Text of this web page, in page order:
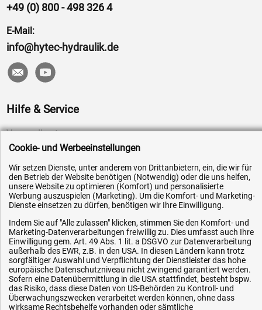
+49 (0) 800 - 498 326 4
E-Mail:
info@hytec-hydraulik.de
Hilfe & Service
Versandkosten
Zahlungsarten
Service
AGB / Widerrufsrecht
Datenschutz
Impressum
Karriere
OEM-Ersatzteile
Technik-Hilfe
Downloads
Kontakt
Cookie- und Werbeeinstellungen
Wir setzen Dienste, unter anderem von Drittanbietern, ein, die wir für
den Betrieb der Website benötigen (Notwendig) oder die uns helfen,
unsere Website zu optimieren (Komfort) und personalisierte
Werbung auszuspielen (Marketing). Um die Komfort- und Marketing-
Dienste einsetzen zu dürfen, benötigen wir Ihre Einwilligung.
Indem Sie auf "Alle zulassen" klicken, stimmen Sie den Komfort- und
Marketing-Datenverarbeitungen freiwillig zu. Dies umfasst auch Ihre
Einwilligung gem. Art. 49 Abs. 1 lit. a DSGVO zur Datenverarbeitung
außerhalb des EWR, z.B. in den USA. In diesen Ländern kann trotz
sorgfältiger Auswahl und Verpflichtung der Dienstleister das hohe
europäische Datenschutzniveau nicht zwingend garantiert werden.
Sofern eine Datenübermittlung in die USA stattfindet, besteht bspw.
das Risiko, dass diese Daten von US-Behörden zu Kontroll- und
Überwachungszwecken verarbeitet werden können, ohne dass
wirksame Rechtsbehelfe vorhanden oder sämtliche